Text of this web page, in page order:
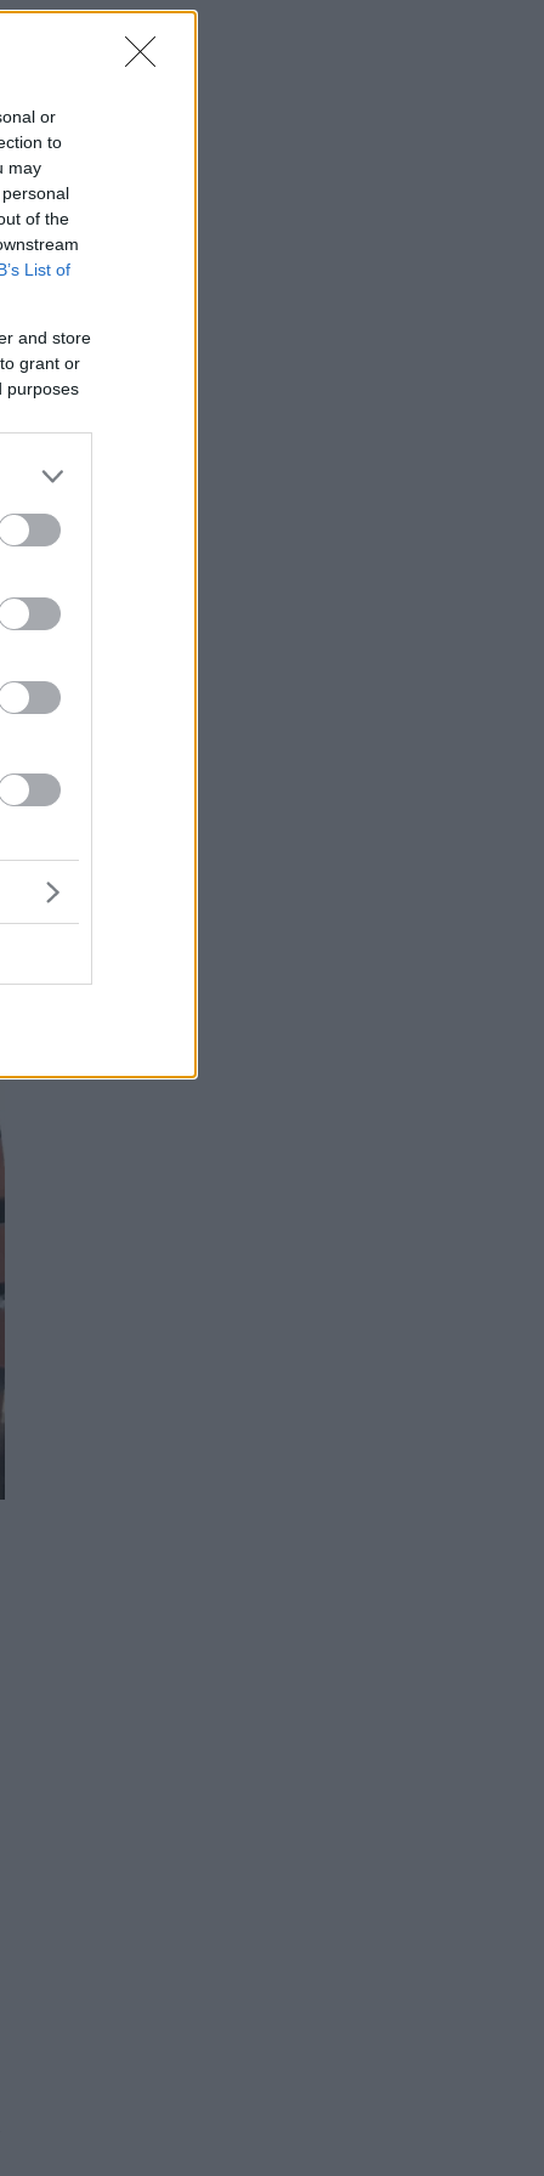
or
to
may
of the
List of
and store
grant or
purposes